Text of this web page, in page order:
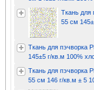
Ткань для
55 см
Ткань для пэчворка
145±5 г/кв.м 100%
Ткань для пэчворка
55 см 146 г/кв.м ± 5